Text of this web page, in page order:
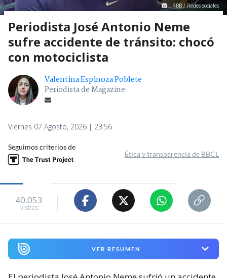
RBB / Redes sociales
Periodista José Antonio Neme
sufre accidente de tránsito: chocó
con motociclista
Valentina Espinoza Poblete
Periodista de Magazine
Viernes 07 Agosto, 2026 | 23:56
Seguimos criterios de
Ética y transparencia de BBCL
40.053
visitas
VER RESUMEN